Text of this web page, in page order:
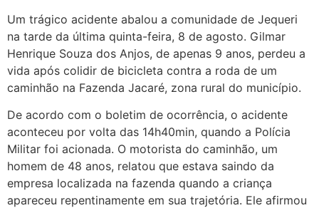
Um trágico acidente abalou a comunidade de Jequeri
na tarde da última quinta-feira, 8 de agosto. Gilmar
Henrique Souza dos Anjos, de apenas 9 anos, perdeu a
vida após colidir de bicicleta contra a roda de um
caminhão na Fazenda Jacaré, zona rural do município.
De acordo com o boletim de ocorrência, o acidente
aconteceu por volta das 14h40min, quando a Polícia
Militar foi acionada. O motorista do caminhão, um
homem de 48 anos, relatou que estava saindo da
empresa localizada na fazenda quando a criança
apareceu repentinamente em sua trajetória. Ele afirmou